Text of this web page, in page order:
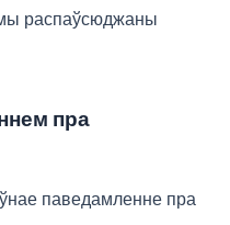
распаўсюджаны
пра
паведамленне пра